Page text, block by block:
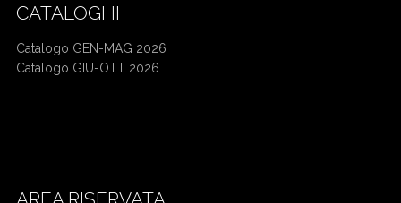
CATALOGHI
Catalogo GEN-MAG 2026
Catalogo GIU-OTT 2026